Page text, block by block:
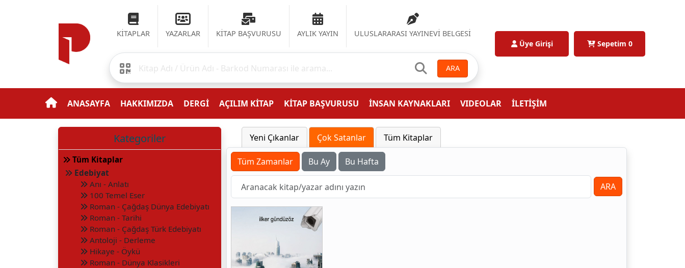
KİTAPLAR YAZARLAR KİTAP BAŞVURUSU AYLIK YAYIN ULUSLARARASI YAYINEVİ BELGESİ
ARA
Üye Girişi Sepetim 0
ANASAYFA HAKKIMIZDA DERGİ AÇILIM KİTAP KİTAP BAŞVURUSU İNSAN KAYNAKLARI VIDEOLAR İLETİŞİM
Kategoriler
Tüm Kitaplar
Edebiyat
Anı - Anlatı
100 Temel Eser
Roman - Çağdaş Dünya Edebiyatı
Roman - Tarihi
Roman - Çağdaş Türk Edebiyatı
Antoloji - Derleme
Hikaye - Öykü
Roman - Dünya Klasikleri
Yeni Çıkanlar Çok Satanlar Tüm Kitaplar
Tüm Zamanlar Bu Ay Bu Hafta
ARA